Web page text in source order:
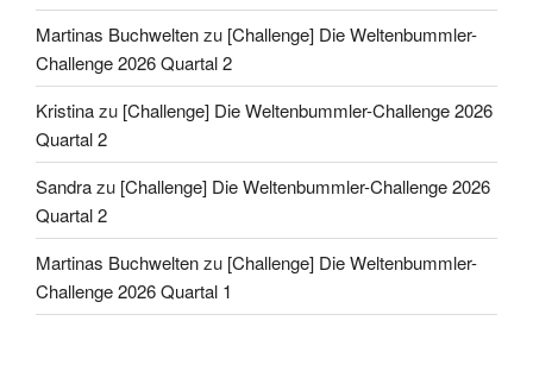
Martinas Buchweltenzu [Challenge] Die Weltenbummler-
Challenge 2026 Quartal 2
Kristinazu [Challenge] Die Weltenbummler-Challenge 2026
Quartal 2
Sandrazu [Challenge] Die Weltenbummler-Challenge 2026
Quartal 2
Martinas Buchweltenzu [Challenge] Die Weltenbummler-
Challenge 2026 Quartal 1